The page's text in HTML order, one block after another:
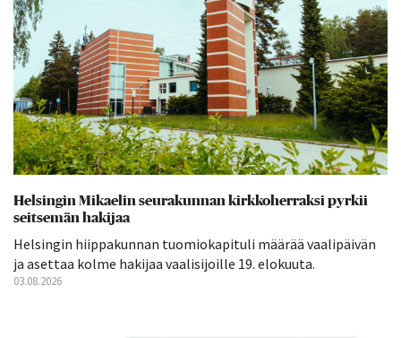
Helsingin Mikaelin seurakunnan kirkkoherraksi pyrkii
seitsemän hakijaa
Helsingin hiippakunnan tuomiokapituli määrää vaalipäivän
ja asettaa kolme hakijaa vaalisijoille 19. elokuuta.
03.08.2026